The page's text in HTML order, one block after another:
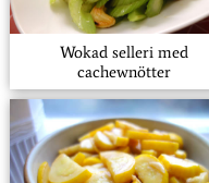
Wokad selleri med
cachewnötter